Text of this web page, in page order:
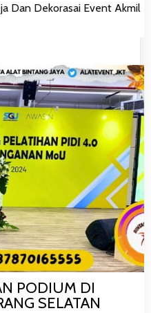
Dan Dekorasai Event Akmil
PODIUM DI
SELATAN